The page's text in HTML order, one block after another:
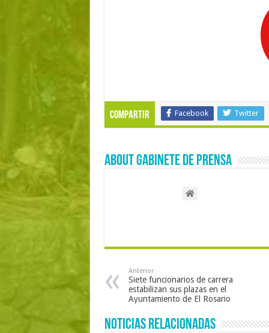
Compartir Facebook Twitter
About Gabinete de Prensa
Anterior
Siete funcionarios de carrera
estabilizan sus plazas en el
Ayuntamiento de El Rosario
Noticias Relacionadas